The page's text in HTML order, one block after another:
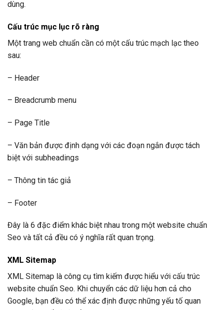
dùng.
Cấu trúc mục lục rõ ràng
Một trang web chuẩn cần có một cấu trúc mạch lạc theo
sau:
– Header
– Breadcrumb menu
– Page Title
– Văn bản được định dạng với các đoạn ngắn được tách
biệt với subheadings
– Thông tin tác giả
– Footer
Đây là 6 đặc điểm khác biệt nhau trong một website chuẩn
Seo và tất cả đều có ý nghĩa rất quan trọng.
XML Sitemap
XML Sitemap là công cụ tìm kiếm được hiểu với cấu trúc
website chuẩn Seo. Khi chuyển các dữ liệu hơn cả cho
Google, bạn đều có thể xác định được những yếu tố quan